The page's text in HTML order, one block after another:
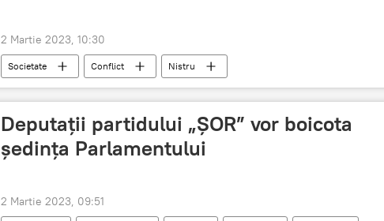
2 Martie 2023, 10:30
Societate Conflict Nistru
Deputații partidului „ȘOR” vor boicota
ședința Parlamentului
2 Martie 2023, 09:51